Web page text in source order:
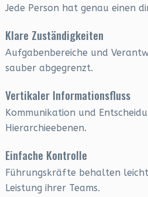
Jede Person hat genau einen
Klare Zuständigkeiten
Aufgabenbereiche und
sauber abgegrenzt.
Vertikaler Informationsfluss
Kommunikation und
Hierarchieebenen.
Einfache Kontrolle
Führungskräfte behalten
Leistung ihrer Teams.